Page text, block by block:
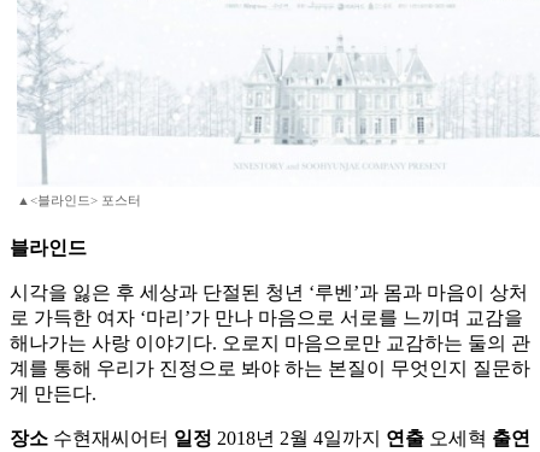
▲<블라인드> 포스터
블라인드
시각을 잃은 후 세상과 단절된 청년 ‘루벤’과 몸과 마음이 상처
로 가득한 여자 ‘마리’가 만나 마음으로 서로를 느끼며 교감을
해나가는 사랑 이야기다. 오로지 마음으로만 교감하는 둘의 관
계를 통해 우리가 진정으로 봐야 하는 본질이 무엇인지 질문하
게 만든다.
장소 수현재씨어터 일정 2018년 2월 4일까지 연출 오세혁 출연